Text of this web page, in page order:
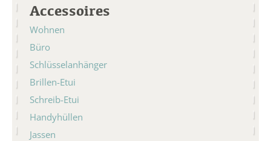
Accessoires
Wohnen
Büro
Schlüsselanhänger
Brillen-Etui
Schreib-Etui
Handyhüllen
Jassen